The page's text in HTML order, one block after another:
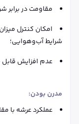
مقاومت در برابر
امکان کنترل
شرایط آب‌وهوایی؛
عدم افزایش قابل
مدرن بودن:
عملکرد عرشه با